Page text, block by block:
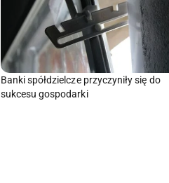
Banki spółdzielcze przyczyniły się do
sukcesu gospodarki